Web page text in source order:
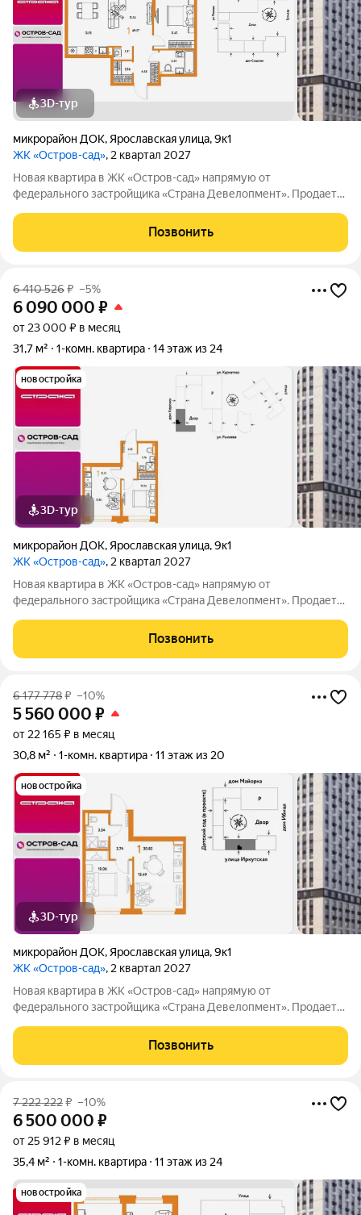
3D-тур
микрорайон ДОК, Ярославская улица,9к1
ЖК «Остров-сад», 2 квартал 2027
Новая квартира в ЖК «Остров-сад» напрямую от
федерального застройщика «Страна Девелопмент». Продается
Девелопмент. Площадь квартиры 49,57 кв. м. Жилой комплекс
Позвонить
6 410 526₽ –5%
6 090 000 ₽
от 23 000 ₽ в месяц
31,7 м²
1-комн. квартира 14 этаж из 24
новостройка
3D-тур
микрорайон ДОК, Ярославская улица,9к1
ЖК «Остров-сад», 2 квартал 2027
Новая квартира в ЖК «Остров-сад» напрямую от
федерального застройщика «Страна Девелопмент». Продается
Девелопмент. Площадь квартиры 31,67 кв. м. Жилой комплекс
Позвонить
6 177 778₽ –10%
5 560 000 ₽
от 22 165 ₽ в месяц
30,8 м²
1-комн. квартира 11 этаж из 20
новостройка
3D-тур
микрорайон ДОК, Ярославская улица,9к1
ЖК «Остров-сад», 2 квартал 2027
Новая квартира в ЖК «Остров-сад» напрямую от
федерального застройщика «Страна Девелопмент». Продается
Девелопмент. Площадь квартиры 30,83 кв. м. Жилой комплекс
Позвонить
7 222 222₽ –10%
6 500 000 ₽
от 25 912 ₽ в месяц
35,4 м²
1-комн. квартира 11 этаж из 24
новостройка